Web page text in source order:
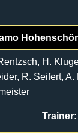
H.
R. Seifert, A.
Trainer: